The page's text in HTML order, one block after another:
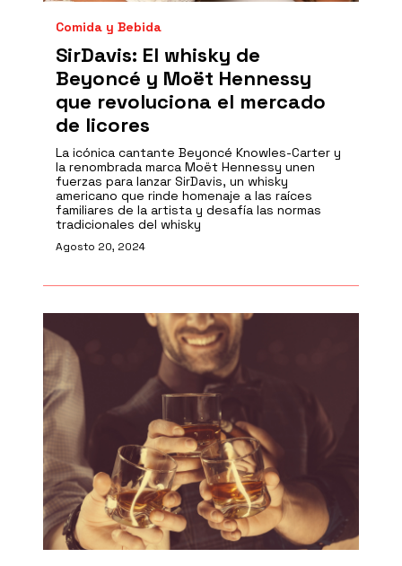
Comida y Bebida
SirDavis: El whisky de
Beyoncé y Moët Hennessy
que revoluciona el mercado
de licores
La icónica cantante Beyoncé Knowles-Carter y
la renombrada marca Moët Hennessy unen
fuerzas para lanzar SirDavis, un whisky
americano que rinde homenaje a las raíces
familiares de la artista y desafía las normas
tradicionales del whisky
Agosto 20, 2024